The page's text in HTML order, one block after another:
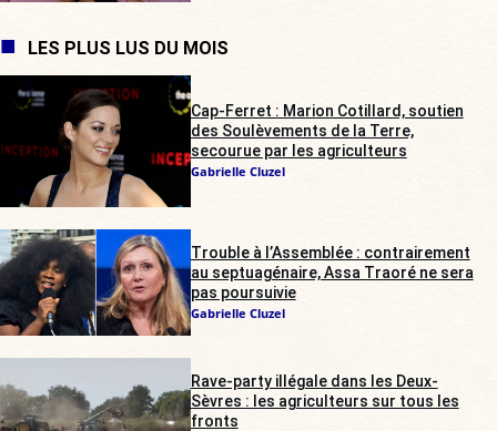
LES PLUS LUS DU MOIS
Cap-Ferret : Marion Cotillard, soutien
des Soulèvements de la Terre,
secourue par les agriculteurs
Gabrielle Cluzel
Trouble à l’Assemblée : contrairement
au septuagénaire, Assa Traoré ne sera
pas poursuivie
Gabrielle Cluzel
Rave-party illégale dans les Deux-
Sèvres : les agriculteurs sur tous les
fronts